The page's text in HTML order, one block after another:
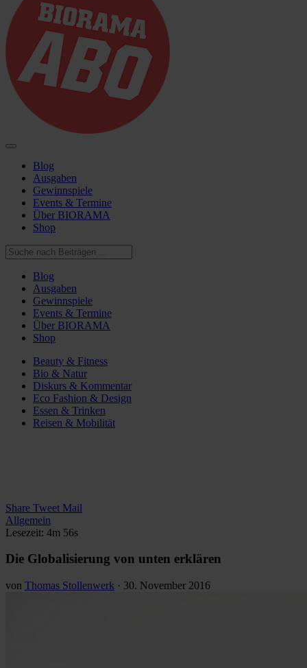
Blog
Ausgaben
Gewinnspiele
Events & Termine
Über BIORAMA
Shop
Blog
Ausgaben
Gewinnspiele
Events & Termine
Über BIORAMA
Shop
Beauty & Fitness
Bio & Natur
Diskurs & Kommentar
Eco Fashion & Design
Essen & Trinken
Reisen & Mobilität
Share Tweet Mail
Allgemein
Lesezeit: 4m 56s
Die Globalisierung von unten erklären
von Thomas Stollenwerk · 30. November 2016